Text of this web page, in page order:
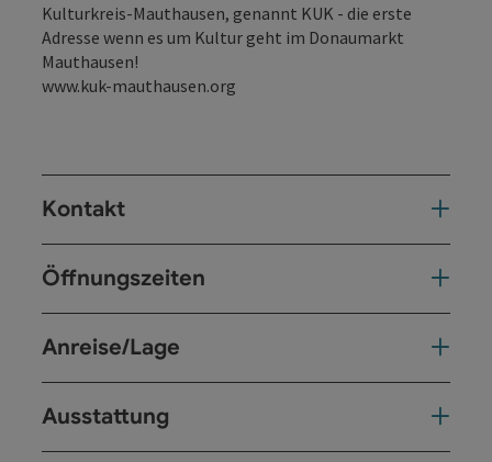
Kulturkreis-Mauthausen, genannt KUK - die erste
Adresse wenn es um Kultur geht im Donaumarkt
Mauthausen!
www.kuk-mauthausen.org
Kontakt
Öffnungszeiten
Anreise/Lage
Ausstattung